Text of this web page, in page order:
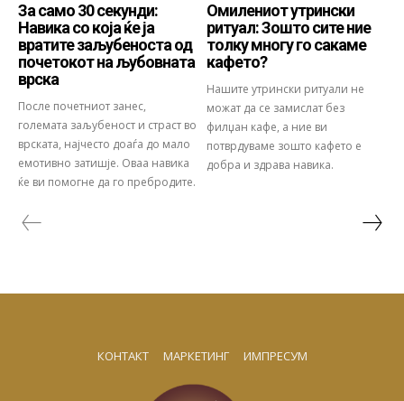
За само 30 секунди:
Навика со која ќе ја
вратите заљубеноста од
почетокот на љубовната
врска
После почетниот занес,
големата заљубеност и страст во
врската, најчесто доаѓа до мало
емотивно затишје. Оваа навика
ќе ви помогне да го пребродите.
Омилениот утрински
ритуал: Зошто сите ние
толку многу го сакаме
кафето?
Нашите утрински ритуали не
можат да се замислат без
филџан кафе, а ние ви
потврдуваме зошто кафето е
добра и здрава навика.
КОНТАКТ МАРКЕТИНГ ИМПРЕСУМ